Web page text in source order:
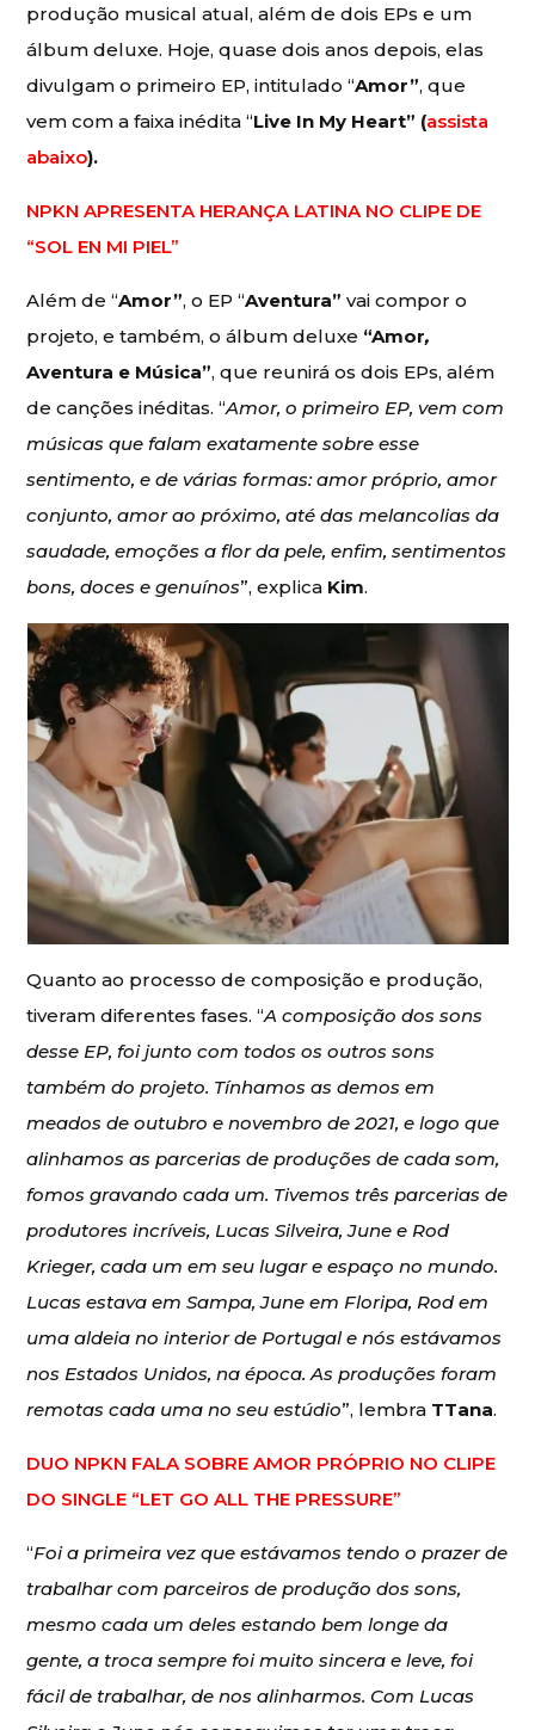
produção musical atual, além de dois EPs e um
álbum deluxe. Hoje, quase dois anos depois, elas
divulgam o primeiro EP, intitulado “Amor”, que
vem com a faixa inédita “Live In My Heart” (assista
abaixo).
NPKN APRESENTA HERANÇA LATINA NO CLIPE DE
“SOL EN MI PIEL”
Além de “Amor”, o EP “Aventura” vai compor o
projeto, e também, o álbum deluxe “Amor,
Aventura e Música”, que reunirá os dois EPs, além
de canções inéditas. “Amor, o primeiro EP, vem com
músicas que falam exatamente sobre esse
sentimento, e de várias formas: amor próprio, amor
conjunto, amor ao próximo, até das melancolias da
saudade, emoções a flor da pele, enfim, sentimentos
bons, doces e genuínos”, explica Kim.
Quanto ao processo de composição e produção,
tiveram diferentes fases. “A composição dos sons
desse EP, foi junto com todos os outros sons
também do projeto. Tínhamos as demos em
meados de outubro e novembro de 2021, e logo que
alinhamos as parcerias de produções de cada som,
fomos gravando cada um. Tivemos três parcerias de
produtores incríveis, Lucas Silveira, June e Rod
Krieger, cada um em seu lugar e espaço no mundo.
Lucas estava em Sampa, June em Floripa, Rod em
uma aldeia no interior de Portugal e nós estávamos
nos Estados Unidos, na época. As produções foram
remotas cada uma no seu estúdio”, lembra TTana.
DUO NPKN FALA SOBRE AMOR PRÓPRIO NO CLIPE
DO SINGLE “LET GO ALL THE PRESSURE”
“Foi a primeira vez que estávamos tendo o prazer de
trabalhar com parceiros de produção dos sons,
mesmo cada um deles estando bem longe da
gente, a troca sempre foi muito sincera e leve, foi
fácil de trabalhar, de nos alinharmos. Com Lucas